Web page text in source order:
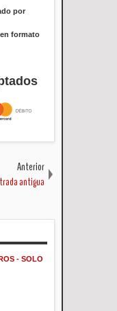
por
formato
Anterior
antigua
- SOLO